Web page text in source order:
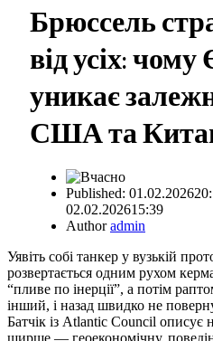
Брюссель
від усіх:
уникає
США та
Published: 01.02.2026
02.02.202615:39
Authoradmin
Уявіть собі танкер у вузькій
розвертається одним рухом
“пливе по інерції”, а потім
інший, і назад швидко не
Батчік із Atlantic Council описує